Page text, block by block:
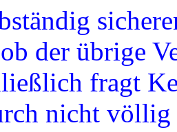
der übrige
fragt
nicht